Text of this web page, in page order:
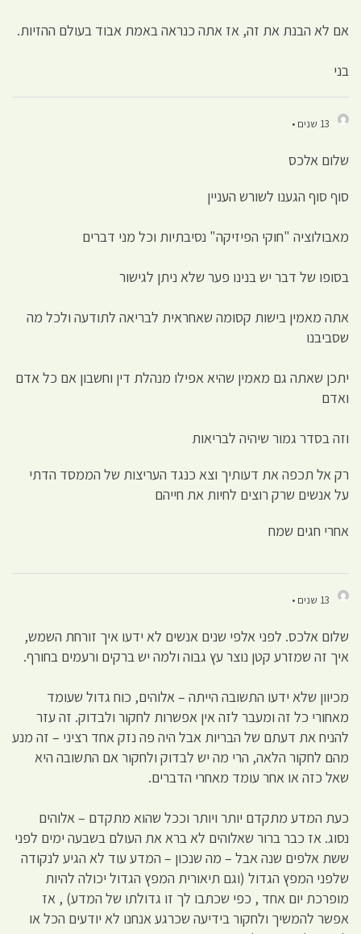
אם לא הבנת את זה, אז אתה כנראה באמת אבוד בעולם ההזיות.
בני
13 שנים •
שלום אלכס
סוף סוף הגענו לשורש העניין
מאבולוציה "חוקי הפיזיקה" נסיבתיות וכל מני דברים
בסופו של דבר יש בנינו פער שלא ניתן לגישור
אתה מאמין בישות קסומה שאחראית לבריאה לתודעה ולכל מה
שסביבנו
יתכן שאתה גם מאמין שהיא אפילו מנהלת דין וחשבון אם כל אדם
ואדם
וזה בסדר גמור שיהיה לבריאות
רק אל תכפה את דעותיך וצא כנגד העריצות של הממסד הדתי
על אנשים שרק רוצים לחיות את חייהם
אחרי חגים שמח
13 שנים •
שלום אלכס. לפני אלפי שנים אנשים לא ידעו איך זורחת השמש,
איך זה שמזרע קטן נוצר עץ גבוה ולמה יש ברקים ורעמים בחורף.
מכיוון שלא ידעו התשובה הייתה – אלוהים, כוח גדול שעומד
מאחורי כל זה ומעבר לזה אין אפשרות לחקור ולבדוק. זה עזר
להניח את דעתם של הבריות אבל היה פה נזק אחד רציני – זה מנע
מהם לחקור הלאה, הרי מה יש לבדוק ולחקור אם התשובה היא
שאל כזה או אחר עומד מאחרי הדברים.
כעת המדע מתקדם יותר ויותר וככל שהוא מתקדם – אלוהים
נסוג. אז כבר ברור שאלוהים לא ברא את העולם בשבעה ימים לפני
ששת אלפים שנה אבל – מה שנכון – המדע עוד לא הגיע לנקודה
שלפני המפץ הגדול (וגם תיאורית המפץ הגדול יכולה להיות
מופרכת יום אחד , כפי שכתבו לך זו גדולתו של המדע) , אז
אפשר להמשיך ולחקור בידיעה שכרגע אנחנו לא יודעים הכל או